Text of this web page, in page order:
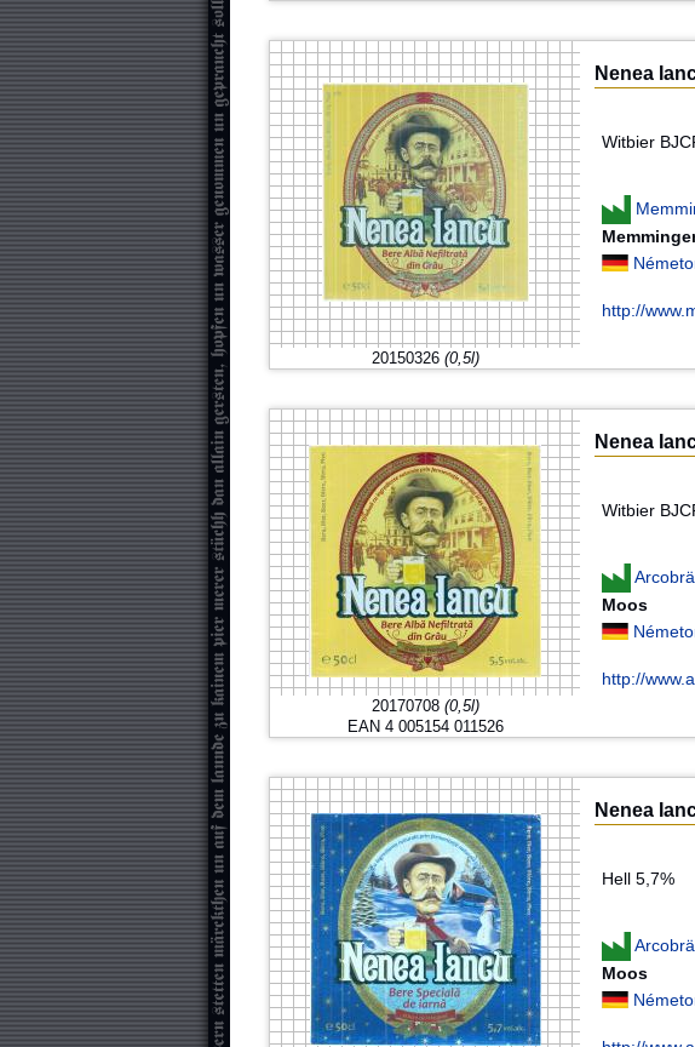
20150326 (0,5l)
Nenea
Witbier
http://
20170708 (0,5l)
EAN 4 005154 011526
Nenea
Witbier
Moos
http://
Nenea
Hell 5,7%
Moos